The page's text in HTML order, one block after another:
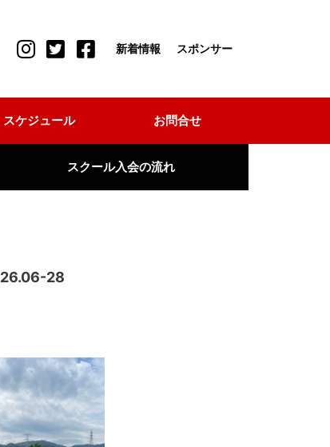
新着情報 スポンサー
スケジュール お問合せ
スクール入会の流れ
28